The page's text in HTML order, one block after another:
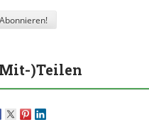
)Teilen